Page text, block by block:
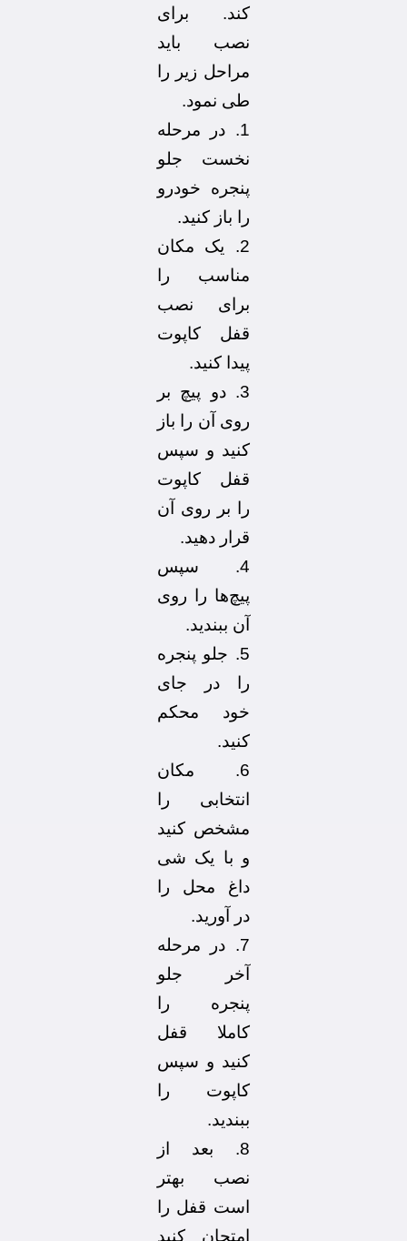
کند. برای
نصب باید
مراحل زیر را
طی نمود.
1. در مرحله
نخست جلو
پنجره خودرو
را باز کنید.
2. یک مکان
مناسب را
برای نصب
قفل کاپوت
پیدا کنید.
3. دو پیچ بر
روی آن را باز
کنید و سپس
قفل کاپوت
را بر روی آن
قرار دهید.
4. سپس
پیچ‌ها را روی
آن ببندید.
5. جلو پنجره
را در جای
خود محکم
کنید.
6. مکان
انتخابی را
مشخص کنید
و با یک شی
داغ محل را
در آورید.
7. در مرحله
آخر جلو
پنجره را
کاملا قفل
کنید و سپس
کاپوت را
ببندید.
8. بعد از
نصب بهتر
است قفل را
امتحان کنید